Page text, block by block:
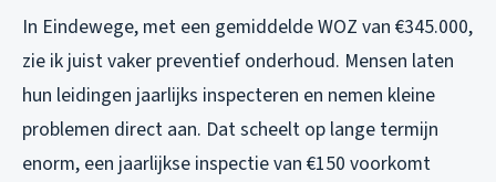
In Eindewege, met een gemiddelde WOZ van €345.000,
zie ik juist vaker preventief onderhoud. Mensen laten
hun leidingen jaarlijks inspecteren en nemen kleine
problemen direct aan. Dat scheelt op lange termijn
enorm, een jaarlijkse inspectie van €150 voorkomt